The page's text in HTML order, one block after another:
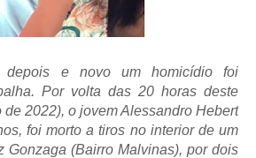
e novo um homicídio foi
Por volta das 20 horas deste
2022), o jovem Alessandro Hebert
foi morto a tiros no interior de um
Gonzaga (Bairro Malvinas), por dois